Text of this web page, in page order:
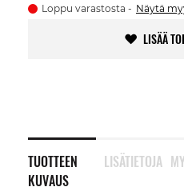
Loppu varastosta Näytä
LISÄÄ
TUOTTEEN
KUVAUS
LISÄTIETOJA